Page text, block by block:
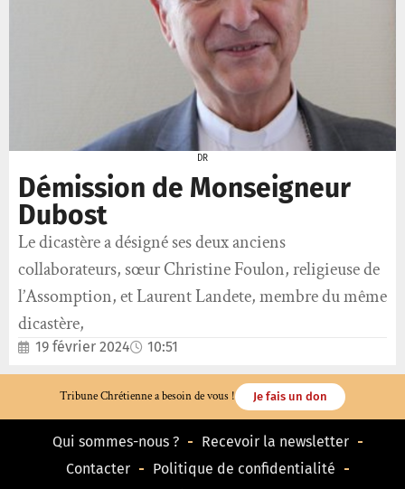
DR
Démission de Monseigneur
Dubost
Le dicastère a désigné ses deux anciens
collaborateurs, sœur Christine Foulon, religieuse de
l’Assomption, et Laurent Landete, membre du même
dicastère,
19 février 2024 10:51
Tribune Chrétienne a besoin de vous ! Je fais un don
Qui sommes-nous ?
Recevoir la newsletter
Contacter
Politique de confidentialité